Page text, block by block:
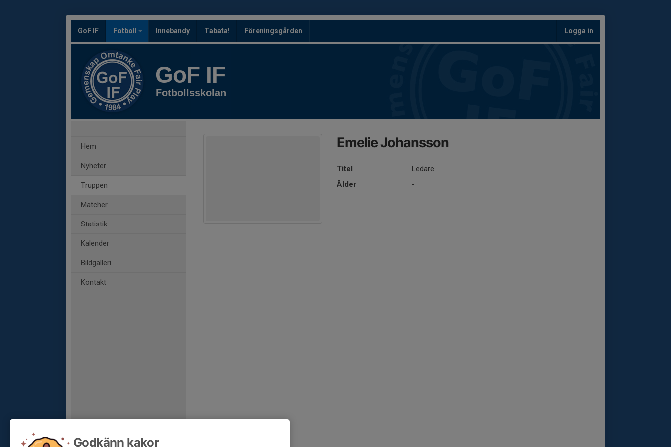
GoF IF Fotboll Innebandy Tabata! Föreningsgården Logga in
GoF IF
Fotbollsskolan
Hem
Nyheter
Truppen
Matcher
Statistik
Kalender
Bildgalleri
Kontakt
Emelie Johansson
Titel
Ledare
Ålder
-
Godkänn kakor